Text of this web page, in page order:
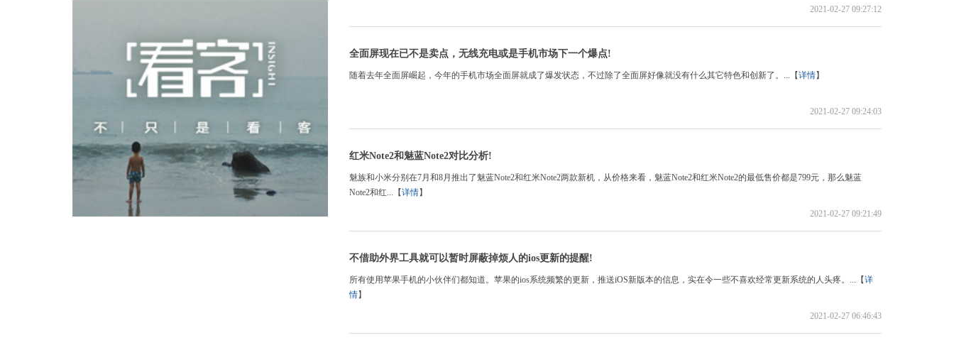
2021-02-27 09:27:12
全面屏现在已不是卖点，无线充电或是手机市场下一个爆点!
随着去年全面屏崛起，今年的手机市场全面屏就成了爆发状态，不过除了全面屏好像就没有什么其它特色和创新了。...【详情】
2021-02-27 09:24:03
红米Note2和魅蓝Note2对比分析!
魅族和小米分别在7月和8月推出了魅蓝Note2和红米Note2两款新机，从价格来看，魅蓝Note2和红米Note2的最低售价都是799元，那么魅蓝
Note2和红...【详情】
2021-02-27 09:21:49
不借助外界工具就可以暂时屏蔽掉烦人的ios更新的提醒!
所有使用苹果手机的小伙伴们都知道。苹果的ios系统频繁的更新，推送iOS新版本的信息，实在令一些不喜欢经常更新系统的人头疼。...【详
情】
2021-02-27 06:46:43